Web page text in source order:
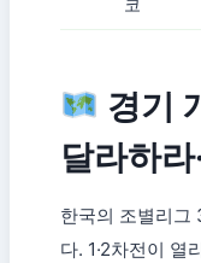
경기
달라하
한국의 조별리그
다. 1·2차전이 열